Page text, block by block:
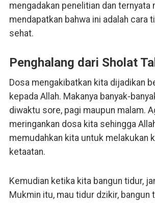
mengadakan penelitian dan ternyata
mendapatkan bahwa ini adalah cara
sehat.
Penghalang dari Sholat
Dosa mengakibatkan kita dijadikan
kepada Allah. Makanya banyak-
diwaktu sore, pagi maupun malam.
meringankan dosa kita sehingga
memudahkan kita untuk melakukan
ketaatan.
Kemudian ketika kita bangun tidur,
Mukmin itu, mau tidur dzikir, bangun